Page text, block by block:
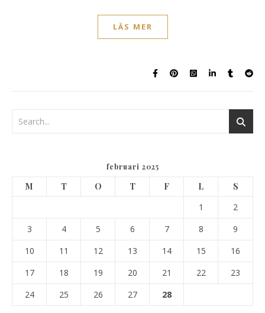
LÄS MER
februari 2025
M T O T F L
S
1
2
3
4 5 6 7 8
9
10
11 12 13 14 15
16
17
18 19 20 21 22
23
24
25 26 27 28